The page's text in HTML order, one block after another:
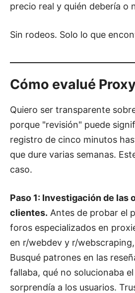
precio real y quién debería o
Sin rodeos. Solo lo que
Cómo evalué
Quiero ser transparente
porque "revisión" puede
registro de cinco minutos
que dure varias semanas.
caso.
Paso 1: Investigación de las
clientes. Antes de probar el
foros especializados en
en r/webdev y r/
Busqué patrones en las
fallaba, qué no solucionaba
sorprendía a los usuarios.